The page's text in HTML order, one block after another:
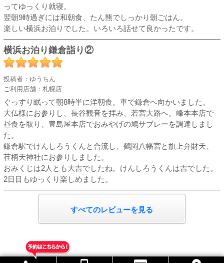
ってゆっくり就寝。
翌朝9時過ぎには和朝食、たん熊でしっかり朝ごはん。
楽しい横浜お泊りでした。いろいろ話せて良かったです。
横浜お泊り鎌倉詣り②
投稿者：ゆうちん
ご利用店舗：札幌店
ぐっすり眠って朝8時半に洋朝食。車で鎌倉へ向かいました。
大仏様にお参りし、長谷観音を拝み、若宮大路へ。峰本本店で
昼食を取り、豊島屋本店でおみやげの鳩サブレーを調達しまし
た。
鎌倉駅でけんしろうくんと合流し、鶴岡八幡宮と旗上弁財天、
荏柄天神社にお参りしました。
おみくじは2人とも大吉でしたね。けんしろうくんは吉でした。
2日目もゆっくり楽しめました。
すべてのレビューを見る